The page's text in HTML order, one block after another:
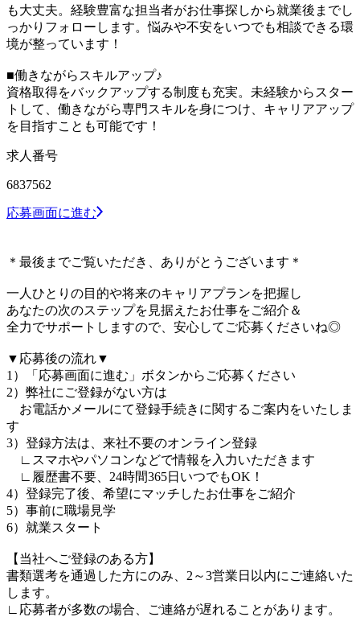
も大丈夫。経験豊富な担当者がお仕事探しから就業後までし
っかりフォローします。悩みや不安をいつでも相談できる環
境が整っています！
■働きながらスキルアップ♪
資格取得をバックアップする制度も充実。未経験からスター
トして、働きながら専門スキルを身につけ、キャリアアップ
を目指すことも可能です！
求人番号
6837562
応募画面に進む
＊最後までご覧いただき、ありがとうございます＊
一人ひとりの目的や将来のキャリアプランを把握し
あなたの次のステップを見据えたお仕事をご紹介＆
全力でサポートしますので、安心してご応募くださいね◎
▼応募後の流れ▼
1）「応募画面に進む」ボタンからご応募ください
2）弊社にご登録がない方は
お電話かメールにて登録手続きに関するご案内をいたしま
す
3）登録方法は、来社不要のオンライン登録
∟スマホやパソコンなどで情報を入力いただきます
∟履歴書不要、24時間365日いつでもOK！
4）登録完了後、希望にマッチしたお仕事をご紹介
5）事前に職場見学
6）就業スタート
【当社へご登録のある方】
書類選考を通過した方にのみ、2～3営業日以内にご連絡いた
します。
∟応募者が多数の場合、ご連絡が遅れることがあります。